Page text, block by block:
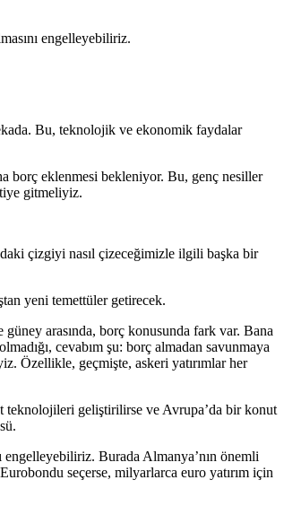
engelleyebiliriz.
Bu, teknolojik ve ekonomik faydalar
borç eklenmesi bekleniyor. Bu, genç nesiller
gitmeliyiz.
çizgiyi nasıl çizeceğimizle ilgili başka bir
yeni temettüler getirecek.
arasında, borç konusunda fark var. Bana
cevabım şu: borç almadan savunmaya
Özellikle, geçmişte, askeri yatırımlar her
teknolojileri geliştirilirse ve Avrupa’da bir konut
engelleyebiliriz. Burada Almanya’nın önemli
seçerse, milyarlarca euro yatırım için